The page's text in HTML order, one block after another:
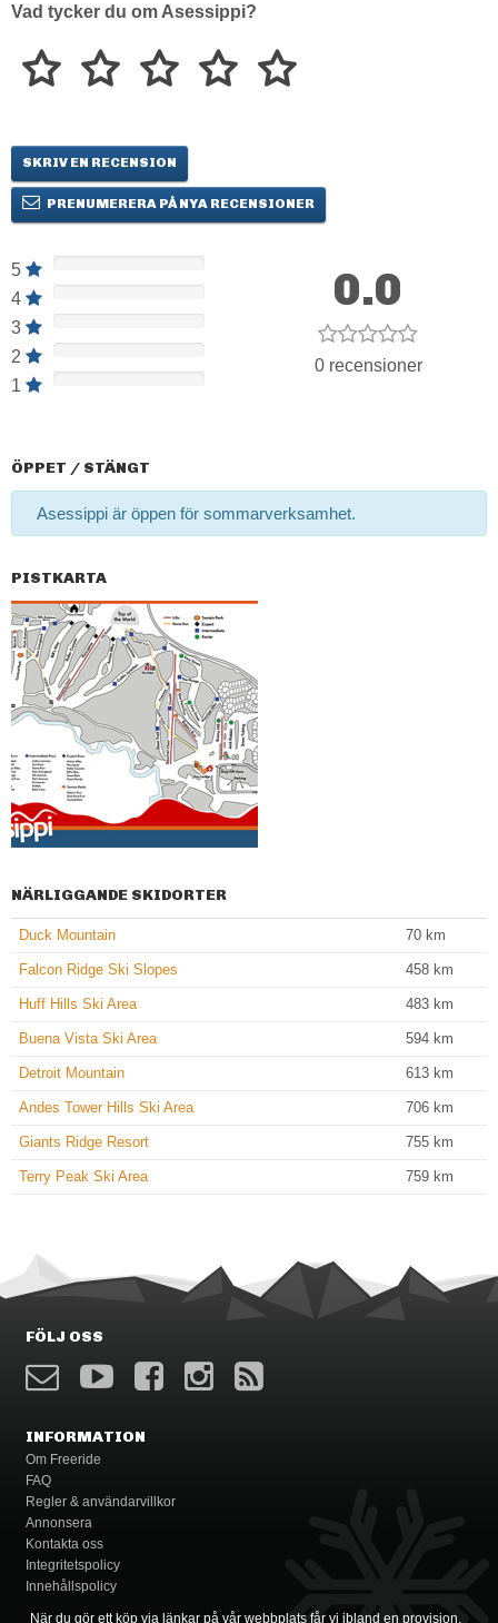
Vad tycker du om Asessippi?
SKRIV EN RECENSION
PRENUMERERA PÅ NYA RECENSIONER
5
4
3
2
1
0.0
0 recensioner
ÖPPET / STÄNGT
Asessippi är öppen för sommarverksamhet.
PISTKARTA
NÄRLIGGANDE SKIDORTER
Duck Mountain 70 km
Falcon Ridge Ski Slopes 458 km
Huff Hills Ski Area 483 km
Buena Vista Ski Area 594 km
Detroit Mountain 613 km
Andes Tower Hills Ski Area 706 km
Giants Ridge Resort 755 km
Terry Peak Ski Area 759 km
FÖLJ OSS
INFORMATION
Om Freeride
FAQ
Regler & användarvillkor
Annonsera
Kontakta oss
Integritetspolicy
Innehållspolicy
När du gör ett köp via länkar på vår webbplats får vi ibland en provision.